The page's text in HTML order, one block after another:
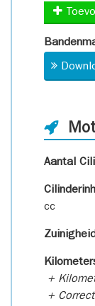
Aantal
cc
+
+